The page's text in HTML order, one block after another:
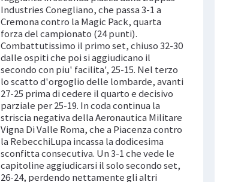
Industries Conegliano, che passa 3-1 a
Cremona contro la Magic Pack, quarta
forza del campionato (24 punti).
Combattutissimo il primo set, chiuso 32-30
dalle ospiti che poi si aggiudicano il
secondo con piu' facilita', 25-15. Nel terzo
lo scatto d'orgoglio delle lombarde, avanti
27-25 prima di cedere il quarto e decisivo
parziale per 25-19. In coda continua la
striscia negativa della Aeronautica Militare
Vigna Di Valle Roma, che a Piacenza contro
la RebecchiLupa incassa la dodicesima
sconfitta consecutiva. Un 3-1 che vede le
capitoline aggiudicarsi il solo secondo set,
26-24, perdendo nettamente gli altri